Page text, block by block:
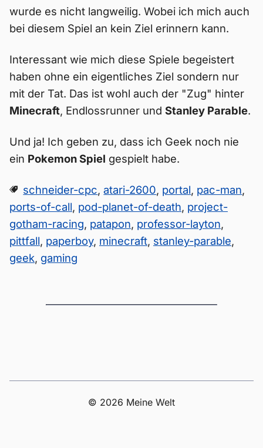
wurde es nicht langweilig. Wobei ich mich auch
bei diesem Spiel an kein Ziel erinnern kann.
Interessant wie mich diese Spiele begeistert
haben ohne ein eigentliches Ziel sondern nur
mit der Tat. Das ist wohl auch der "Zug" hinter
Minecraft, Endlossrunner und Stanley Parable.
Und ja! Ich geben zu, dass ich Geek noch nie
ein Pokemon Spiel gespielt habe.
schneider-cpc,atari-2600, portal, pac-man,
ports-of-call, pod-planet-of-death, project-
gotham-racing, patapon, professor-layton,
pittfall, paperboy, minecraft, stanley-parable,
geek, gaming
© 2026 Meine Welt